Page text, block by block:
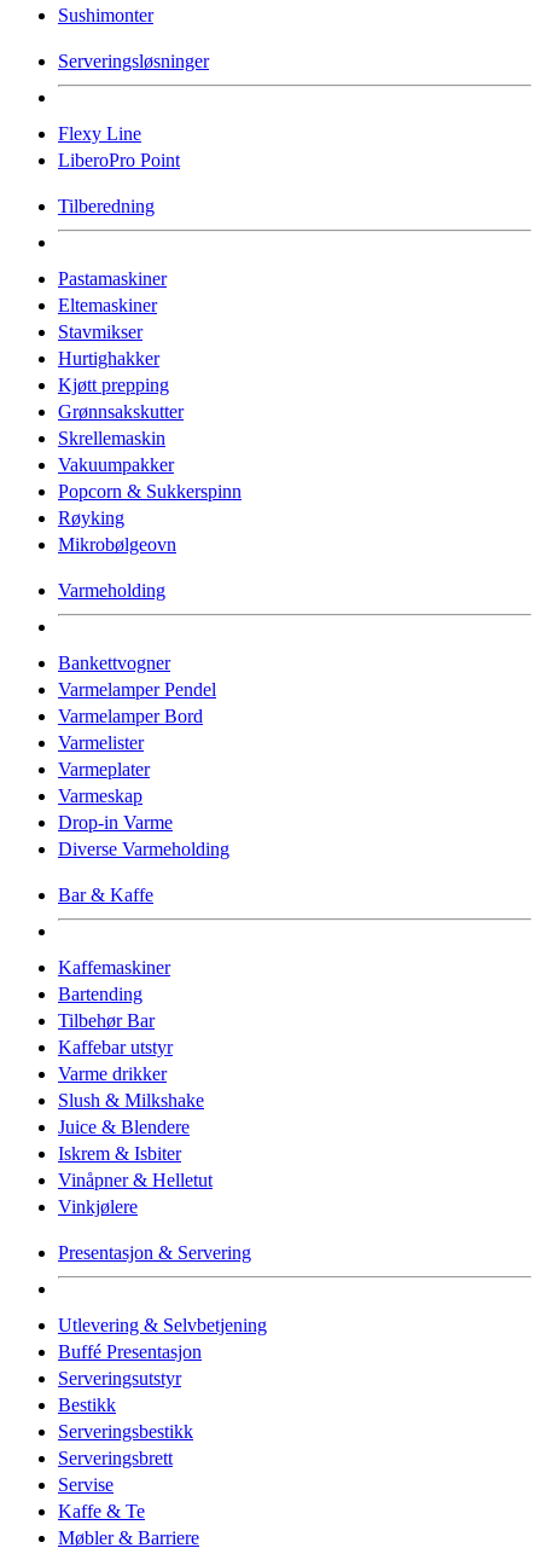
Sushimonter
Serveringsløsninger
Flexy Line
LiberoPro Point
Tilberedning
Pastamaskiner
Eltemaskiner
Stavmikser
Hurtighakker
Kjøtt prepping
Grønnsakskutter
Skrellemaskin
Vakuumpakker
Popcorn & Sukkerspinn
Røyking
Mikrobølgeovn
Varmeholding
Bankettvogner
Varmelamper Pendel
Varmelamper Bord
Varmelister
Varmeplater
Varmeskap
Drop-in Varme
Diverse Varmeholding
Bar & Kaffe
Kaffemaskiner
Bartending
Tilbehør Bar
Kaffebar utstyr
Varme drikker
Slush & Milkshake
Juice & Blendere
Iskrem & Isbiter
Vinåpner & Helletut
Vinkjølere
Presentasjon & Servering
Utlevering & Selvbetjening
Buffé Presentasjon
Serveringsutstyr
Bestikk
Serveringsbestikk
Serveringsbrett
Servise
Kaffe & Te
Møbler & Barriere